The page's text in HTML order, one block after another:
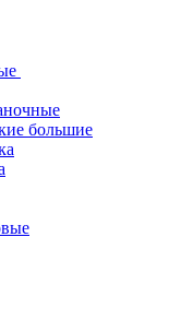
большие